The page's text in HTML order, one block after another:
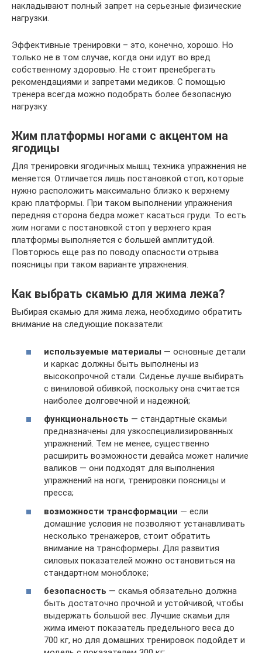
накладывают полный запрет на серьезные физические
нагрузки.
Эффективные тренировки – это, конечно, хорошо. Но
только не в том случае, когда они идут во вред
собственному здоровью. Не стоит пренебрегать
рекомендациями и запретами медиков. С помощью
тренера всегда можно подобрать более безопасную
нагрузку.
Жим платформы ногами с акцентом на
ягодицы
Для тренировки ягодичных мышц техника упражнения не
меняется. Отличается лишь постановкой стоп, которые
нужно расположить максимально близко к верхнему
краю платформы. При таком выполнении упражнения
передняя сторона бедра может касаться груди. То есть
жим ногами с постановкой стоп у верхнего края
платформы выполняется с большей амплитудой.
Повторюсь еще раз по поводу опасности отрыва
поясницы при таком варианте упражнения.
Как выбрать скамью для жима лежа?
Выбирая скамью для жима лежа, необходимо обратить
внимание на следующие показатели:
используемые материалы — основные детали
и каркас должны быть выполнены из
высокопрочной стали. Сиденье лучше выбирать
с виниловой обивкой, поскольку она считается
наиболее долговечной и надежной;
функциональность — стандартные скамьи
предназначены для узкоспециализированных
упражнений. Тем не менее, существенно
расширить возможности девайса может наличие
валиков — они подходят для выполнения
упражнений на ноги, тренировки поясницы и
пресса;
возможности трансформации — если
домашние условия не позволяют устанавливать
несколько тренажеров, стоит обратить
внимание на трансформеры. Для развития
силовых показателей можно остановиться на
стандартном моноблоке;
безопасность — скамья обязательно должна
быть достаточно прочной и устойчивой, чтобы
выдержать большой вес. Лучшие скамьи для
жима имеют показатель предельного веса до
700 кг, но для домашних тренировок подойдет и